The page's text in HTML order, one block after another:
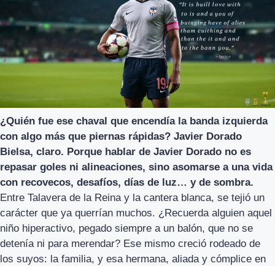
¿Quién fue ese chaval que encendía la banda izquierda
con algo más que piernas rápidas? Javier Dorado
Bielsa, claro. Porque hablar de Javier Dorado no es
repasar goles ni alineaciones, sino asomarse a una vida
con recovecos, desafíos, días de luz… y de sombra.
Entre Talavera de la Reina y la cantera blanca, se tejió un
carácter que ya querrían muchos. ¿Recuerda alguien aquel
niño hiperactivo, pegado siempre a un balón, que no se
detenía ni para merendar? Ese mismo creció rodeado de
los suyos: la familia, y esa hermana, aliada y cómplice en